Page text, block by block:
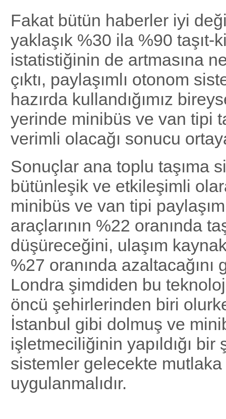
Fakat bütün haberler iyi
yaklaşık %30 ila %90 taşıt-
istatistiğinin de artmasına
çıktı, paylaşımlı otonom
hazırda kullandığımız
yerinde minibüs ve van tipi
verimli olacağı sonucu
Sonuçlar ana toplu taşıma
bütünleşik ve etkileşimli
minibüs ve van tipi
araçlarının %22 oranında
düşüreceğini, ulaşım
%27 oranında azaltacağını
Londra şimdiden bu
öncü şehirlerinden biri
İstanbul gibi dolmuş ve
işletmeciliğinin yapıldığı bir
sistemler gelecekte mutlaka
uygulanmalıdır.